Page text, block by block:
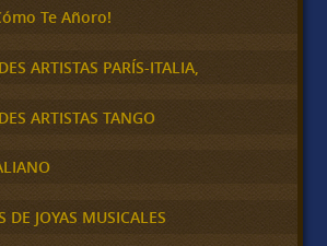
Te Añoro!
ARTISTAS PARÍS-ITALIA,
ARTISTAS TANGO
DE JOYAS MUSICALES